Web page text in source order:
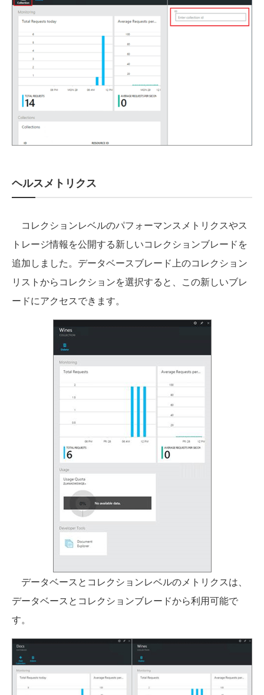
ヘルスメトリクス
コレクションレベルのパフォーマンスメトリクスやス
トレージ情報を公開する新しいコレクションブレードを
追加しました。データベースブレード上のコレクション
リストからコレクションを選択すると、この新しいブレ
ードにアクセスできます。
データベースとコレクションレベルのメトリクスは、
データベースとコレクションブレードから利用可能で
す。